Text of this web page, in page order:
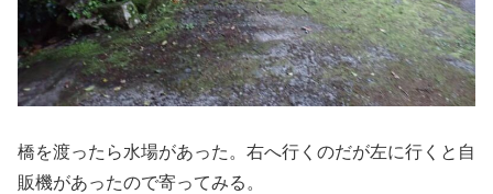
橋を渡ったら水場があった。右へ行くのだが左に行くと自
販機があったので寄ってみる。